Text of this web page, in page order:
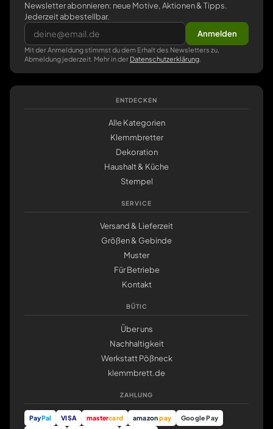
Newsletter abonnieren: neue Motive, Aktionen & Tipps.
Jederzeit abbestellbar.
Anmelden
Mit der Anmeldung stimmst du dem Erhalt des Newsletters zu,
Abmeldung jederzeit. Mehr in der Datenschutzerklärung
ENTDECKEN
Alle Kategorien
Klemmbretter
Dekoration
Haushalt & Küche
Stempel
SERVICE
Versand & Lieferzeit
Größen & Gebinde
Muster
Für Betriebe
Kontakt
BÜTIC
Über uns
Nachhaltigkeit
Werkstatt Pößneck
klemmbrett.de
ZAHLUNG
PayPal VISA mastercard amazonpay Google Pay